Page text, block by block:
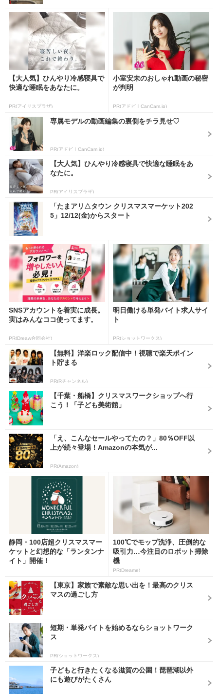
【大人気】ひんやり冷感寝具で
快適な睡眠をあなたに。
PR(アイリスプラザ)
小室安未のおしゃれ動画の秘密
が判明
PR(アドビ｜CanCam.jp)
専属モデルの動画編集の裏側をチラ見せ♡
PR(アドビ｜CanCam.jp)
【大人気】ひんやり冷感寝具で快適な睡眠をあ
なたに。
PR(アイリスプラザ)
「たまアリ△タウン クリスマスマーケット202
5」12/12(金)からスタート
SNSアカウントを着実に成長。
実はみんなココ使ってます。
PR(Dreaw合同会社)
明日働ける単発バイト求人サイ
ト
PR(ショットワークス)
【無料】洋楽ロック配信中！視聴で楽天ポイン
ト貯まる
PR(Rチャンネル)
【千葉・船橋】クリスマスワークショップへ行
こう！「子ども美術館」
「え、こんなセールやってたの？」80％OFF以
上が続々登場！Amazonの本気が...
PR(Amazon)
静岡・100店超クリスマスマー
ケットと幻想的な「ランタンナ
イト」開催！
100℃でモップ洗浄、圧倒的な
吸引力…今注目のロボット掃除
機
PR(Dreame)
【東京】家族で素敵な思い出を！最高のクリス
マスの過ごし方
短期・単発バイトを始めるならショットワーク
ス
PR(ショットワークス)
子どもと行きたくなる滋賀の公園！琵琶湖以外
にも遊びがたくさん